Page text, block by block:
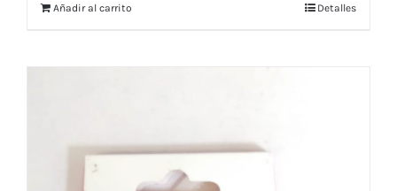
Añadir al carrito Detalles